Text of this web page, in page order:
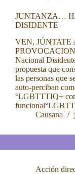
JUNTANZA…
DISIDENTE
VEN, JÚNTATE
Nacional
propuesta que
las personas que
auto-perciban
°LGBTTTIQ+
Causana
Acción